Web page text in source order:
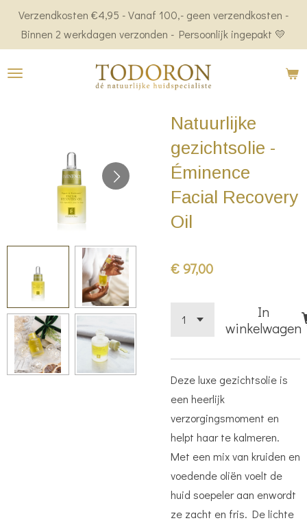
Ga
direct
de
Verzendkosten €4,95 - Vanaf 100,- geen verzendkosten -
Binnen 2 werkdagen verzonden - Persoonlijk ingepakt 💛
Natuurlijke
gezichtsolie -
Éminence
Facial Recovery
Oil
€ 97,00
In
winkelwagen
Deze luxe gezichtsolie is
een heerlijk
verzorgingsmoment en
helpt haar te kalmeren.
Met een mix van kruiden en
voedende oliën voelt de
huid soepeler aan enwordt
ze zacht en fris. De lichte